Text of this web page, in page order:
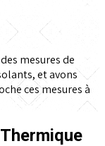
mesures de
et avons
ces mesures à